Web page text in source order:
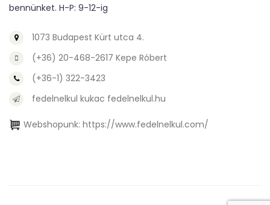
bennünket. H-P: 9-12-ig
1073 Budapest Kürt utca 4.
(+36) 20-468-2617 Kepe Róbert
(+36-1) 322-3423
fedelnelkul kukac fedelnelkul.hu
Webshopunk: https://www.fedelnelkul.com/